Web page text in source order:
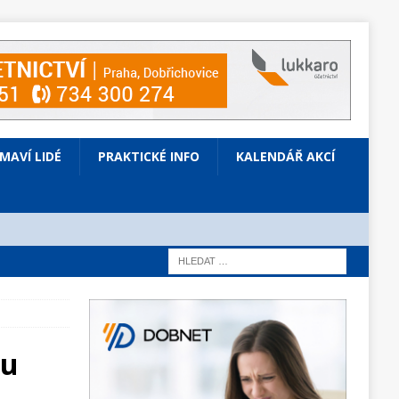
LIDÉ PRAKTICKÉ INFO KALENDÁŘ AKCÍ